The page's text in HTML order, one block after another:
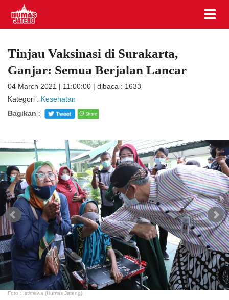
Tinjau Vaksinasi di Surakarta,
Ganjar: Semua Berjalan Lancar
04 March 2021 | 11:00:00 | dibaca : 1633
Kategori : Kesehatan
Bagikan :
Foto : Istimewa (Humas Jateng)